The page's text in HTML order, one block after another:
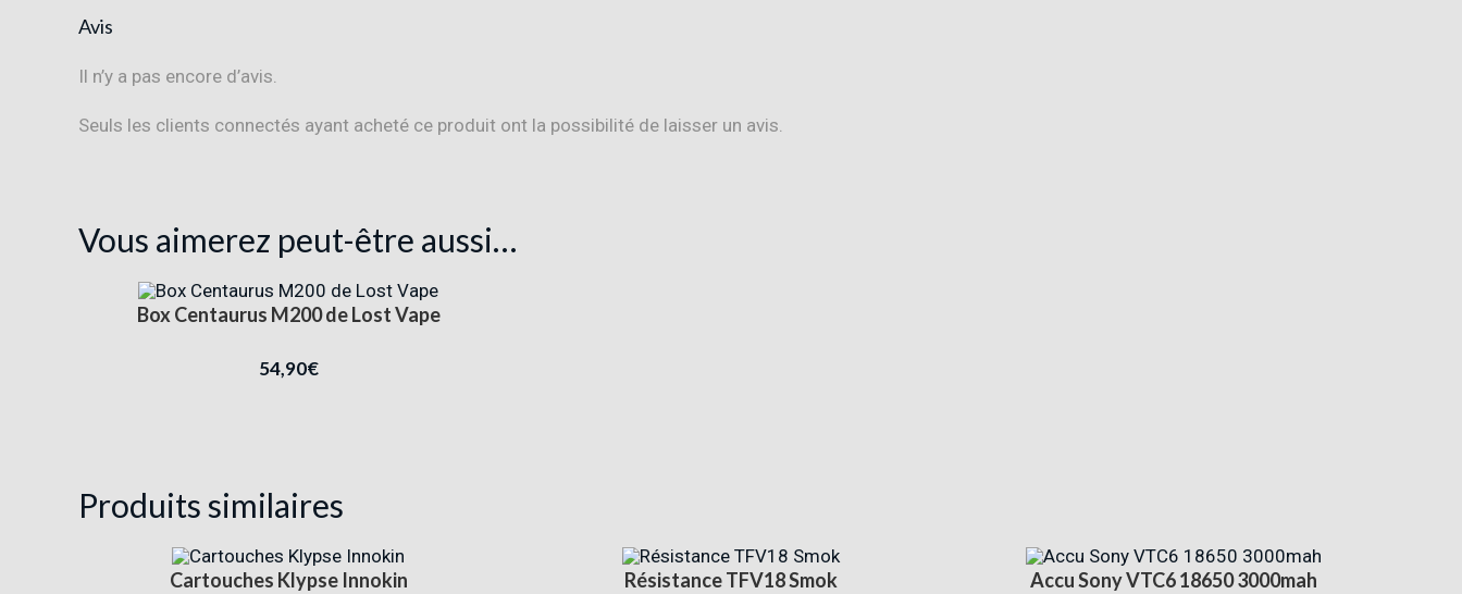
Avis
Il n’y a pas encore d’avis.
Seuls les clients connectés ayant acheté ce produit ont la possibilité de laisser un avis.
Vous aimerez peut-être aussi…
Box Centaurus M200 de Lost Vape
54,90€
Produits similaires
Cartouches Klypse Innokin Résistance TFV18 Smok Accu Sony VTC6 18650 3000mah